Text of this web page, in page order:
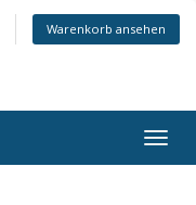
Warenkorb ansehen